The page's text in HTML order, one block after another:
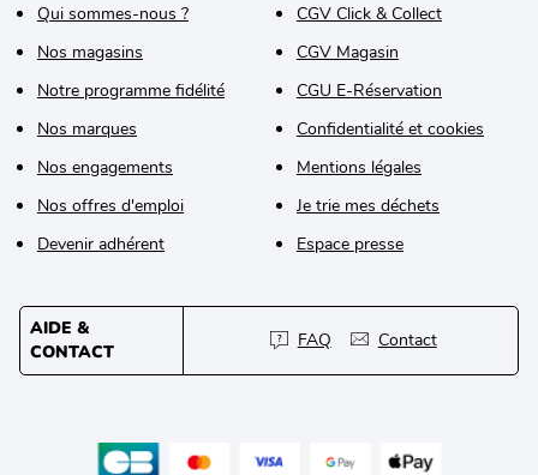
Qui sommes-nous ?
Nos magasins
Notre programme fidélité
Nos marques
Nos engagements
Nos offres d'emploi
Devenir adhérent
CGV Click & Collect
CGV Magasin
CGU E-Réservation
Confidentialité et cookies
Mentions légales
Je trie mes déchets
Espace presse
AIDE &
CONTACT
FAQ Contact